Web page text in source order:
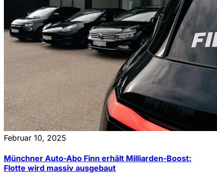
Februar 10, 2025
Münchner Auto-Abo Finn erhält Milliarden-Boost:
Flotte wird massiv ausgebaut